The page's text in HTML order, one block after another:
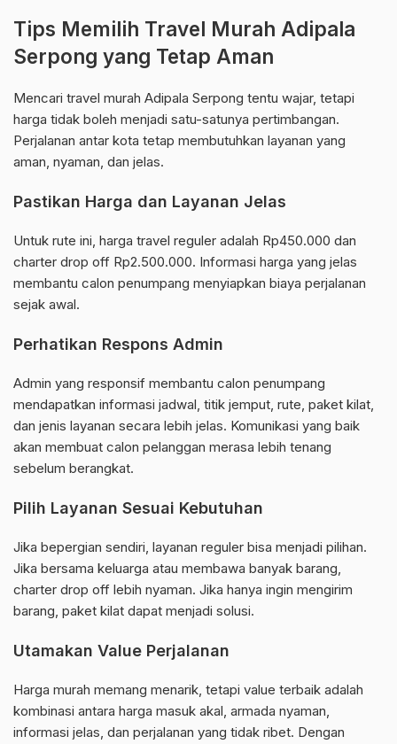
Tips Memilih Travel Murah Adipala
Serpong yang Tetap Aman
Mencari travel murah Adipala Serpong tentu wajar, tetapi
harga tidak boleh menjadi satu-satunya pertimbangan.
Perjalanan antar kota tetap membutuhkan layanan yang
aman, nyaman, dan jelas.
Pastikan Harga dan Layanan Jelas
Untuk rute ini, harga travel reguler adalah Rp450.000 dan
charter drop off Rp2.500.000. Informasi harga yang jelas
membantu calon penumpang menyiapkan biaya perjalanan
sejak awal.
Perhatikan Respons Admin
Admin yang responsif membantu calon penumpang
mendapatkan informasi jadwal, titik jemput, rute, paket kilat,
dan jenis layanan secara lebih jelas. Komunikasi yang baik
akan membuat calon pelanggan merasa lebih tenang
sebelum berangkat.
Pilih Layanan Sesuai Kebutuhan
Jika bepergian sendiri, layanan reguler bisa menjadi pilihan.
Jika bersama keluarga atau membawa banyak barang,
charter drop off lebih nyaman. Jika hanya ingin mengirim
barang, paket kilat dapat menjadi solusi.
Utamakan Value Perjalanan
Harga murah memang menarik, tetapi value terbaik adalah
kombinasi antara harga masuk akal, armada nyaman,
informasi jelas, dan perjalanan yang tidak ribet. Dengan